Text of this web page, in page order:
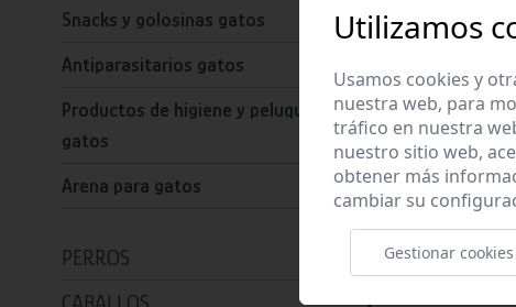
PERROS
Snacks y golosinas gatos
Antiparasitarios gatos
Productos de higiene y peluquería para
gatos
Arena para gatos
Utilizamos
Usamos cookies y
nuestra web, para
tráfico en nuestra
nuestro sitio web,
obtener más
cambiar su
Gestionar cookies